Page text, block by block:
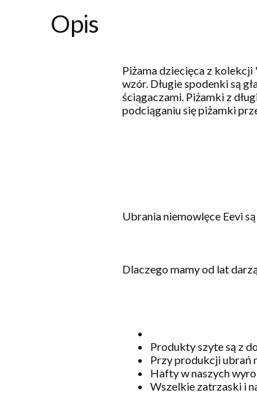
Opis
Piżama dziecięca z
wzór. Długie spodenki są
ściągaczami. Piżamki z
podciąganiu się piżamki
Ubrania niemowlęce Eevi
Dlaczego mamy od lat
Produkty szyte są z
Przy produkcji ubrań
Hafty w naszych
Wszelkie zatrzaski i